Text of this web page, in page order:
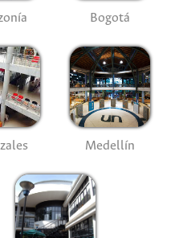
Bogotá
Medellín